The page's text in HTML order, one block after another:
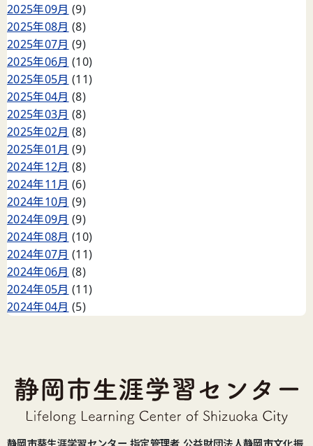
2025年09月 (9)
2025年08月 (8)
2025年07月 (9)
2025年06月 (10)
2025年05月 (11)
2025年04月 (8)
2025年03月 (8)
2025年02月 (8)
2025年01月 (9)
2024年12月 (8)
2024年11月 (6)
2024年10月 (9)
2024年09月 (9)
2024年08月 (10)
2024年07月 (11)
2024年06月 (8)
2024年05月 (11)
2024年04月 (5)